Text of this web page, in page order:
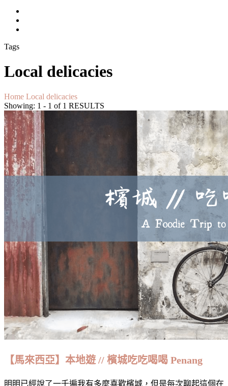
Tags
Local delicacies
Home Local delicacies
Showing: 1 - 1 of 1 RESULTS
【馬來西亞】本地遊 // 檳城吃吃喝喝 Penang
明明已經說了一千遍我有多麼喜歡檳城，但是每次聊起這個在